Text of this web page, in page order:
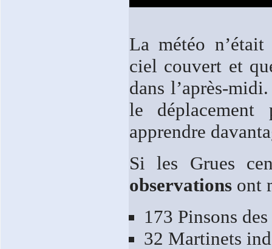
La météo n’était
ciel couvert et
dans l’après-
le
apprendre
Si les Grues
observations ont
173 Pinsons
32 Martinets